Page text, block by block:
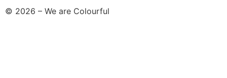
© 2026 – We are Colourful